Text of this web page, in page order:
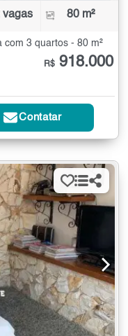
vagas 80 m²
com 3 quartos - 80 m²
R$ 918.000
Contatar